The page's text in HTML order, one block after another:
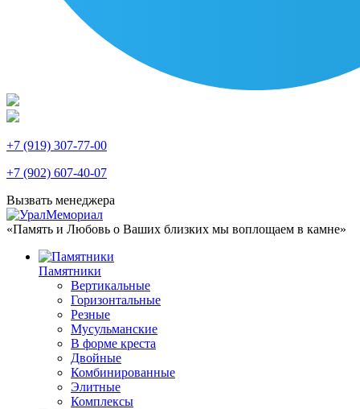
+7 (919) 307-77-00
+7 (902) 607-40-07
Вызвать менеджера
«Память и Любовь о Ваших близких мы воплощаем в камне»
Памятники
Вертикальные
Горизонтальные
Резные
Мусульманские
В форме креста
Двойные
Комбинированные
Элитные
Комплексы